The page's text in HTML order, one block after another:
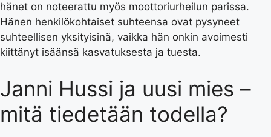
hänet on noteerattu myös moottoriurheilun parissa.
Hänen henkilökohtaiset suhteensa ovat pysyneet
suhteellisen yksityisinä, vaikka hän onkin avoimesti
kiittänyt isäänsä kasvatuksesta ja tuesta.
Janni Hussi ja uusi mies –
mitä tiedetään todella?